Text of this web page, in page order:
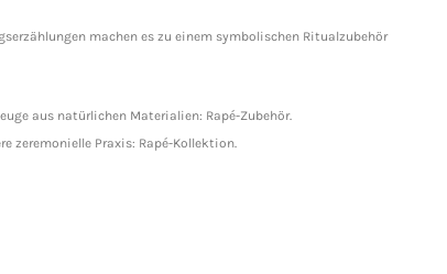
machen es zu einem symbolischen Ritualzubehör
aus natürlichen Materialien: Rapé-Zubehör.
zeremonielle Praxis: Rapé-Kollektion.